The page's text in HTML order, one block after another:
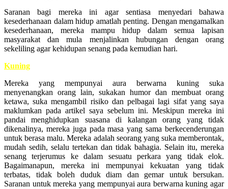
Saranan bagi mereka ini agar sentiasa menyedari bahawa
kesederhanaan dalam hidup amatlah penting. Dengan mengamalkan
kesederhanaan, mereka mampu hidup dalam semua lapisan
masyarakat dan mula menjalinkan hubungan dengan orang
sekeliling agar kehidupan senang pada kemudian hari.
Kuning
Mereka yang mempunyai aura berwarna kuning suka
menyenangkan orang lain, sukakan humor dan membuat orang
ketawa, suka mengambil risiko dan pelbagai lagi sifat yang saya
maklumkan pada artikel saya sebelum ini. Meskipun mereka ini
pandai menghidupkan suasana di kalangan orang yang tidak
dikenalinya, mereka juga pada masa yang sama berkecenderungan
untuk berasa malu. Mereka adalah seorang yang suka memberontak,
mudah sedih, selalu tertekan dan tidak bahagia. Selain itu, mereka
senang terjerumus ke dalam sesuatu perkara yang tidak elok.
Bagaimanapun, mereka ini mempunyai kekuatan yang tidak
terbatas, tidak boleh duduk diam dan gemar untuk bersukan.
Saranan untuk mereka yang mempunyai aura berwarna kuning agar